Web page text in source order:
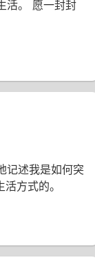
活。 愿一封封
记述我是如何突
方式的。